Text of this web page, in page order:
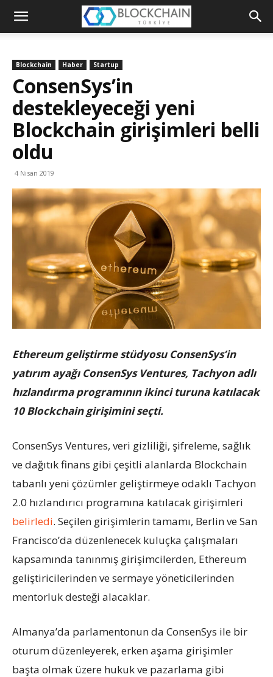
Blockchain
Blockchain Haber Startup
ConsenSys’in
destekleyeceği yeni
Blockchain girişimleri belli
oldu
4 Nisan 2019
Ethereum geliştirme stüdyosu ConsenSys’in
yatırım ayağı ConsenSys Ventures, Tachyon adlı
hızlandırma programının ikinci turuna katılacak
10 Blockchain girişimini seçti.
ConsenSys Ventures, veri gizliliği, şifreleme, sağlık
ve dağıtık finans gibi çeşitli alanlarda Blockchain
tabanlı yeni çözümler geliştirmeye odaklı Tachyon
2.0 hızlandırıcı programına katılacak girişimleri
belirledi. Seçilen girişimlerin tamamı, Berlin ve San
Francisco’da düzenlenecek kuluçka çalışmaları
kapsamında tanınmış girişimcilerden, Ethereum
geliştiricilerinden ve sermaye yöneticilerinden
mentorluk desteği alacaklar.
Almanya’da parlamentonun da ConsenSys ile bir
oturum düzenleyerek, erken aşama girişimler
başta olmak üzere hukuk ve pazarlama gibi